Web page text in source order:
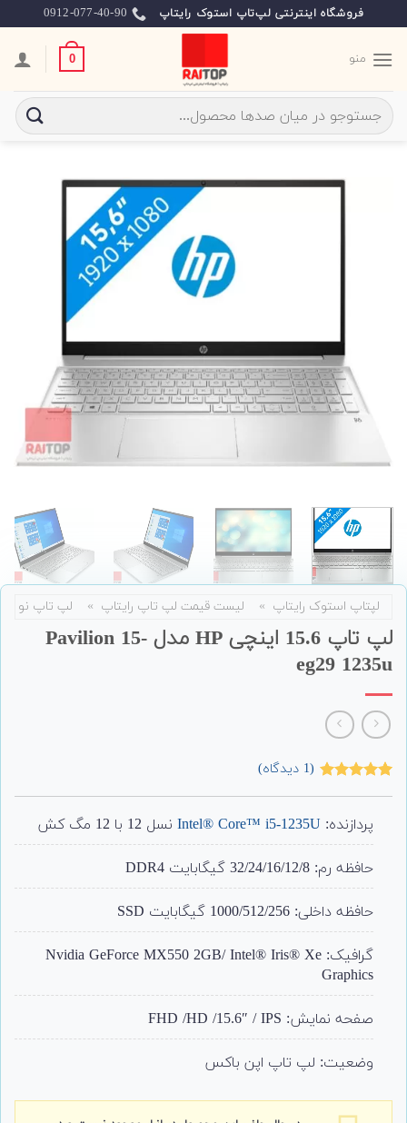
to
content
فروشگاه اینترنتی لپ‌تاپ استوک رایتاپ 0912-077-40-90
منو 0
جستجو
برای:
لپتاپ استوک رایتاپ » لیست قیمت لپ تاپ رایتاپ » لپ تاپ نو
لپ تاپ 15.6 اینچی HP مدل Pavilion 15-
eg29 1235u
مشتری
(
1 دیدگاه)
پردازنده: Intel® Core™ i5-1235Uنسل 12 با 12 مگ کش
حافظه رم: 32/24/16/12/8 گیگابایت DDR4
حافظه داخلی: 1000/512/256 گیگابایت SSD
گرافیک: Nvidia GeForce MX550 2GB/ Intel® Iris® Xe
Graphics
صفحه نمایش: FHD /HD /15.6″ / IPS
وضعیت: لپ تاپ اپن باکس